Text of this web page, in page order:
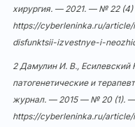
хирургия. — 2021. — № 22 (4)
https://cyberleninka.ru/
disfunktsii-izvestnye-i-
2 Дамулин И. В.,
патогенетические и
журнал. — 2015 — № 20 (1). —
https://cyberleninka.ru/